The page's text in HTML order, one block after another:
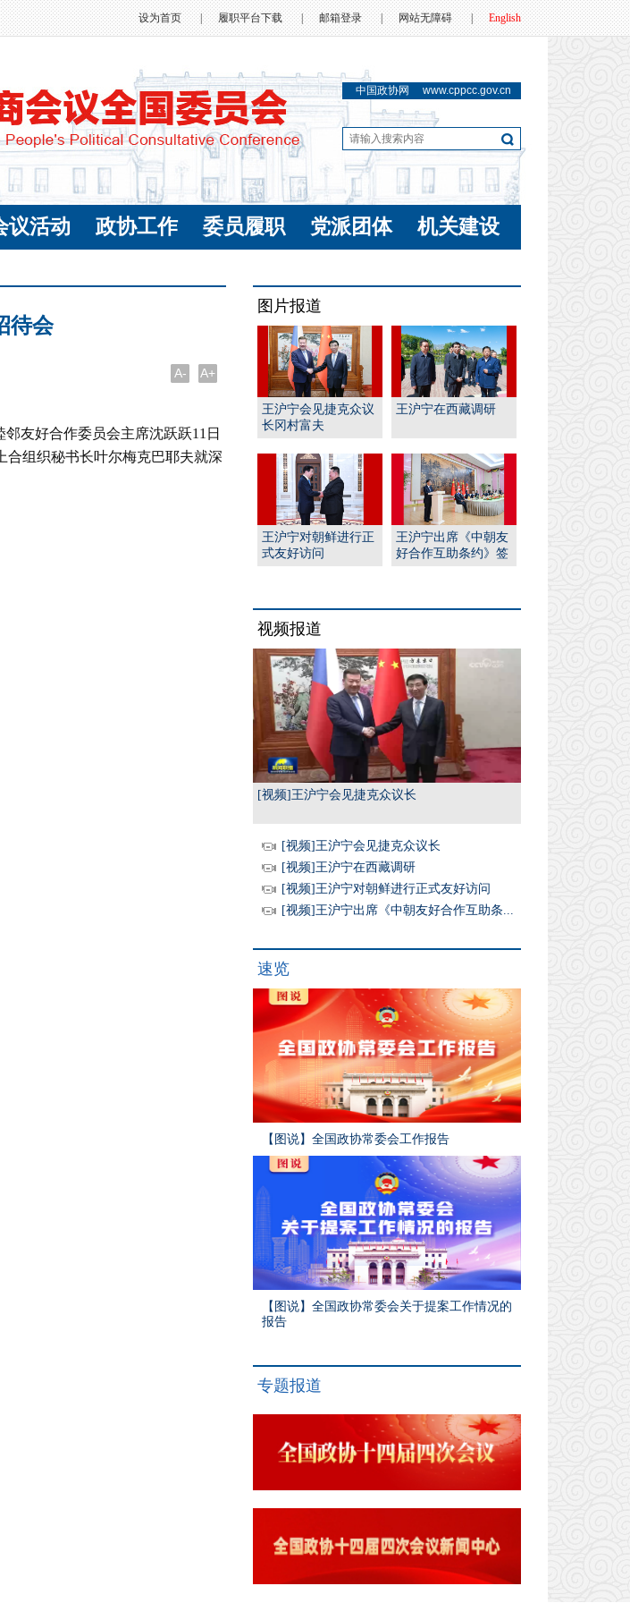
设为首页 履职平台下载 | 邮箱登录 网站无障碍 | English
中国政协网 www.cppcc.gov.cn
议活动 政协工作 委员履职 党派团体 机关建设
待会
A- A+
友好合作委员会主席沈跃跃11日
合组织秘书长叶尔梅克巴耶夫就深
图片报道
王沪宁会见捷克众议
长冈村富夫
王沪宁在西藏调研
王沪宁对朝鲜进行正
式友好访问
王沪宁出席《中朝友
好合作互助条约》签
视频报道
[视频]王沪宁会见捷克众议长
[视频]王沪宁会见捷克众议长
[视频]王沪宁在西藏调研
[视频]王沪宁对朝鲜进行正式友好访问
[视频]王沪宁出席《中朝友好合作互助条...
速览
【图说】全国政协常委会工作报告
【图说】全国政协常委会关于提案工作情况的
报告
专题报道